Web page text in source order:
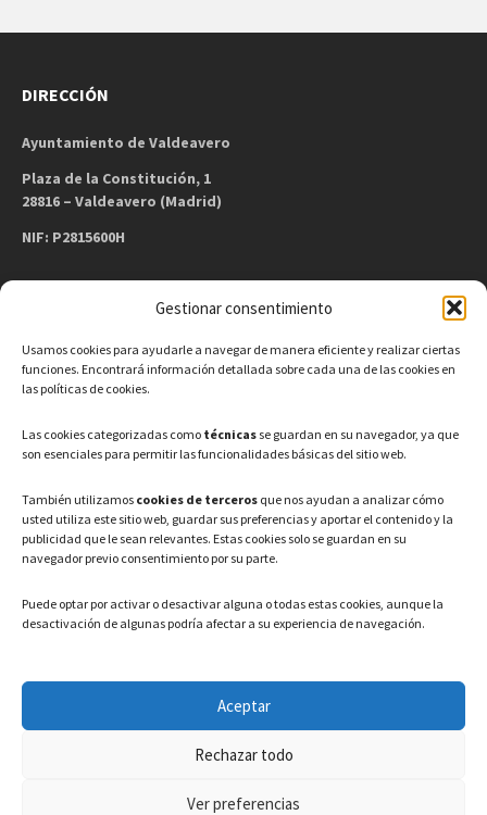
Gestionar consentimiento
Usamos cookies para ayudarle a navegar de manera eficiente y realizar ciertas
funciones. Encontrará información detallada sobre cada una de las cookies en
las políticas de cookies.
Las cookies categorizadas como técnicas se guardan en su navegador, ya que
son esenciales para permitir las funcionalidades básicas del sitio web.
También utilizamos cookies de terceros que nos ayudan a analizar cómo
usted utiliza este sitio web, guardar sus preferencias y aportar el contenido y la
publicidad que le sean relevantes. Estas cookies solo se guardan en su
navegador previo consentimiento por su parte.
Puede optar por activar o desactivar alguna o todas estas cookies, aunque la
desactivación de algunas podría afectar a su experiencia de navegación.
Aceptar
Rechazar todo
Ver preferencias
DIRECCIÓN
Ayuntamiento de Valdeavero
Plaza de la Constitución, 1
28816 – Valdeavero (Madrid)
NIF: P2815600H
Teléfono: 91 886 44 62
Correo Electrónico:
HORARIO
Lunes a Viernes: 08:00h – 15:00h
LEGAL
Política de privacidad–Aviso Legal–Política de cookies
Registro de actividades de Tratamiento